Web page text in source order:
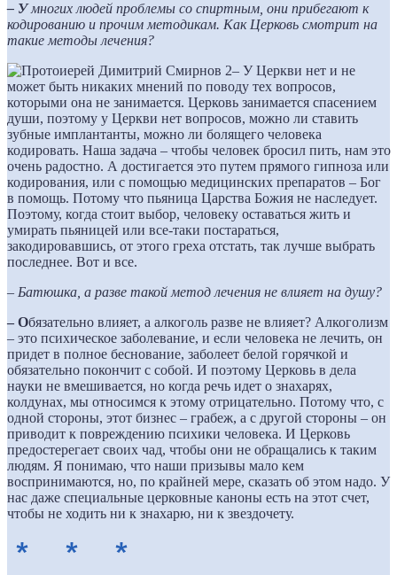
– Умногих людей проблемы со спиртным, они прибегают к
кодированию и прочим методикам. Как Церковь смотрит на
такие методы лечения?
– У Церкви нет и не
может быть никаких мнений по поводу тех вопросов,
которыми она не занимается. Церковь занимается спасением
души, поэтому у Церкви нет вопросов, можно ли ставить
зубные имплантанты, можно ли болящего человека
кодировать. Наша задача – чтобы человек бросил пить, нам это
очень радостно. А достигается это путем прямого гипноза или
кодирования, или с помощью медицинских препаратов – Бог
в помощь. Потому что пьяница Царства Божия не наследует.
Поэтому, когда стоит выбор, человеку оставаться жить и
умирать пьяницей или все-таки постараться,
закодировавшись, от этого греха отстать, так лучше выбрать
последнее. Вот и все.
– Батюшка, а разве такой метод лечения не влияет на душу?
– Обязательно влияет, а алкоголь разве не влияет? Алкоголизм
– это психическое заболевание, и если человека не лечить, он
придет в полное беснование, заболеет белой горячкой и
обязательно покончит с собой. И поэтому Церковь в дела
науки не вмешивается, но когда речь идет о знахарях,
колдунах, мы относимся к этому отрицательно. Потому что, с
одной стороны, этот бизнес – грабеж, а с другой стороны – он
приводит к повреждению психики человека. И Церковь
предостерегает своих чад, чтобы они не обращались к таким
людям. Я понимаю, что наши призывы мало кем
воспринимаются, но, по крайней мере, сказать об этом надо. У
нас даже специальные церковные каноны есть на этот счет,
чтобы не ходить ни к знахарю, ни к звездочету.